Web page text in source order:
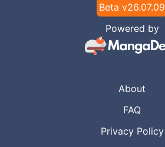
Beta v26.07.09
Powered by
About
FAQ
Privacy Policy